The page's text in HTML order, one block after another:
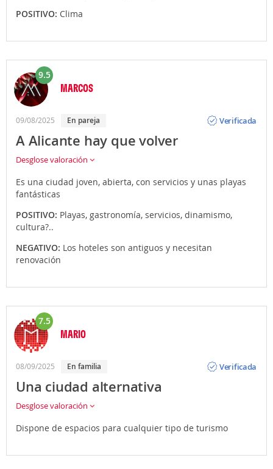
POSITIVO: Clima
9.5
MARCOS
09/08/2025 en pareja
Verificada
A Alicante hay que volver
Desglose valoración
Es una ciudad joven, abierta, con servicios y unas playas
fantásticas
POSITIVO: Playas, gastronomía, servicios, dinamismo,
cultura?..
NEGATIVO: Los hoteles son antiguos y necesitan
renovación
7.5
MARIO
08/09/2025 en familia
Verificada
Una ciudad alternativa
Desglose valoración
Dispone de espacios para cualquier tipo de turismo